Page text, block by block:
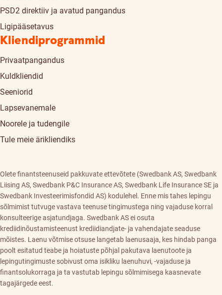
PSD2 direktiiv ja avatud pangandus
Ligipääsetavus
Kliendiprogrammid
Privaatpangandus
Kuldkliendid
Seeniorid
Lapsevanemale
Noorele ja tudengile
Tule meie ärikliendiks
Olete finantsteenuseid pakkuvate ettevõtete (Swedbank AS, Swedbank
Liising AS, Swedbank P&C Insurance AS, Swedbank Life Insurance SE ja
Swedbank Investeerimisfondid AS) kodulehel. Enne mis tahes lepingu
sõlmimist tutvuge vastava teenuse tingimustega ning vajaduse korral
konsulteerige asjatundjaga. Swedbank AS ei osuta
krediidinõustamisteenust krediidiandjate- ja vahendajate seaduse
mõistes. Laenu võtmise otsuse langetab laenusaaja, kes hindab panga
poolt esitatud teabe ja hoiatuste põhjal pakutava laenutoote ja
lepingutingimuste sobivust oma isikliku laenuhuvi, -vajaduse ja
finantsolukorraga ja ta vastutab lepingu sõlmimisega kaasnevate
tagajärgede eest.